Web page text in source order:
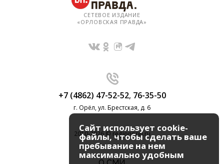
СЕТЕВОЕ ИЗДАНИЕ
«ОРЛОВСКАЯ ПРАВДА»
+7 (4862) 47-52-52, 76-35-50
г. Орёл, ул. Брестская, д. 6
2010-2026 © regionorel.ru
Сайт использует cookie-
файлы, чтобы сделать ваше
пребывание на нем
максимально удобным